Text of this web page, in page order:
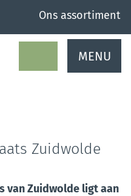
Ons assortiment
MENU
Zuidwolde
van Zuidwolde ligt aan